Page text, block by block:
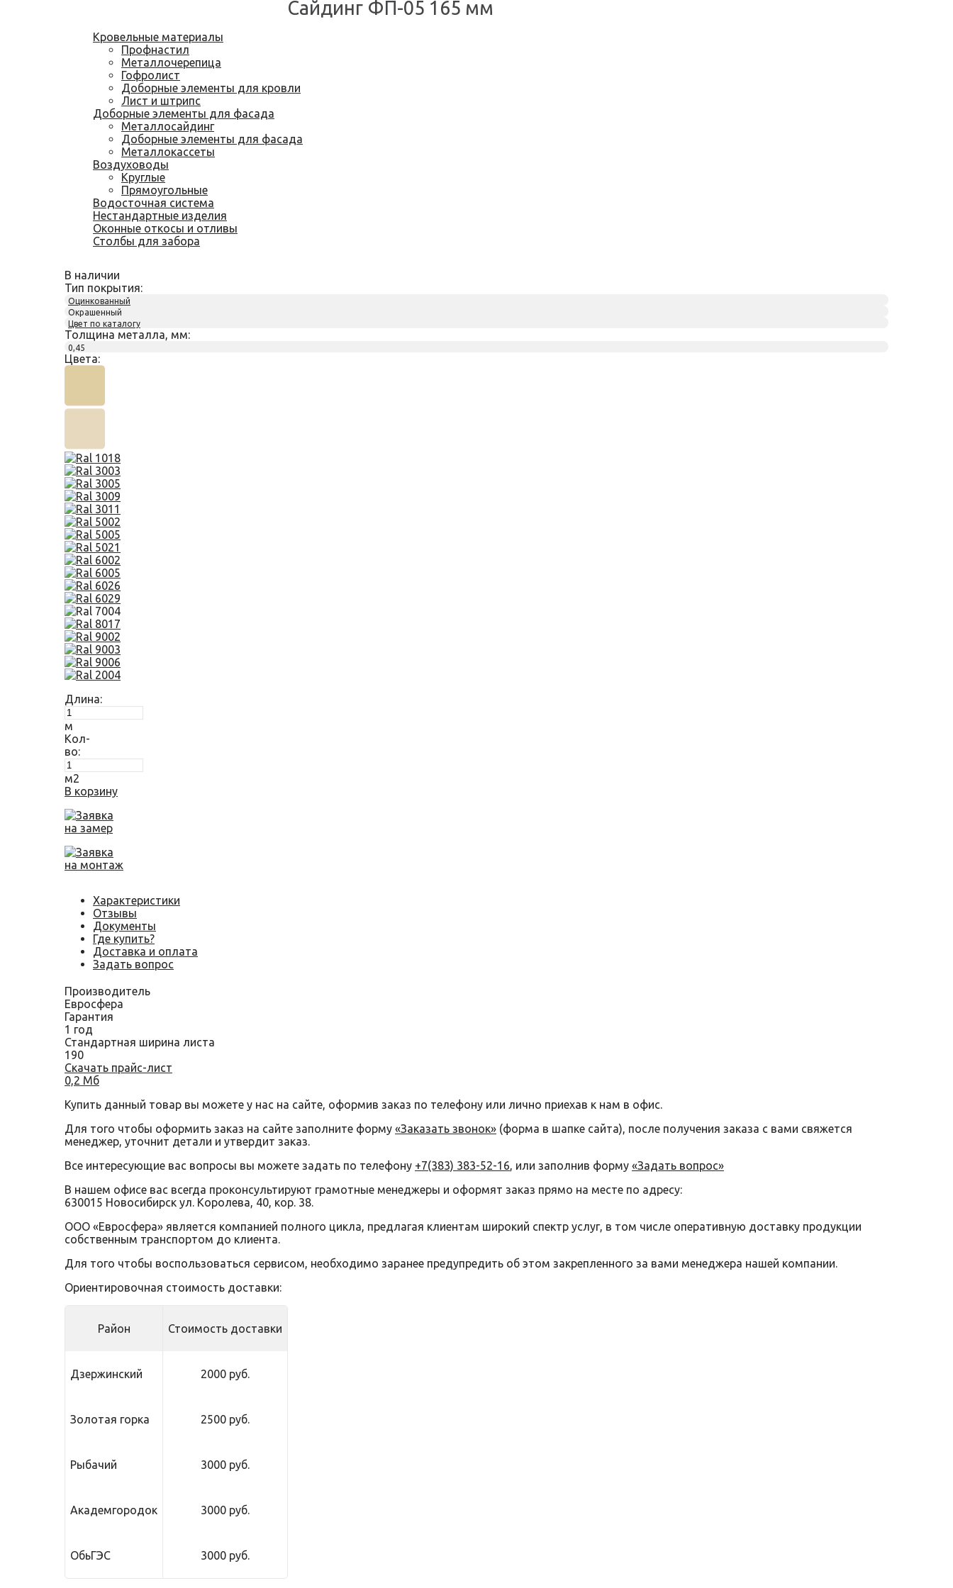
Сайдинг ФП-05 165 мм
Кровельные материалы
Профнастил
Металлочерепица
Гофролист
Доборные элементы для кровли
Лист и штрипс
Доборные элементы для фасада
Металлосайдинг
Доборные элементы для фасада
Металлокассеты
Воздуховоды
Круглые
Прямоугольные
Водосточная система
Нестандартные изделия
Оконные откосы и отливы
Столбы для забора
В наличии
Тип покрытия:
Оцинкованный
Окрашенный
Цвет по каталогу
Толщина металла, мм:
0,45
Цвета:
Длина:
м
Кол-
во:
м2
В корзину
Заявка
на замер
Заявка
на монтаж
Характеристики
Отзывы
Документы
Где купить?
Доставка и оплата
Задать вопрос
Производитель
Евросфера
Гарантия
1 год
Стандартная ширина листа
190
Скачать прайс-лист
0,2 Мб
Купить данный товар вы можете у нас на сайте, оформив заказ по телефону или лично приехав к нам в офис.
Для того чтобы оформить заказ на сайте заполните форму «Заказать звонок» (форма в шапке сайта), после получения заказа с вами свяжется
менеджер, уточнит детали и утвердит заказ.
Все интересующие вас вопросы вы можете задать по телефону +7(383) 383-52-16, или заполнив форму «Задать вопрос»
В нашем офисе вас всегда проконсультируют грамотные менеджеры и оформят заказ прямо на месте по адресу:
630015 Новосибирск ул. Королева, 40, кор. 38.
ООО «Евросфера» является компанией полного цикла, предлагая клиентам широкий спектр услуг, в том числе оперативную доставку продукции
собственным транспортом до клиента.
Для того чтобы воспользоваться сервисом, необходимо заранее предупредить об этом закрепленного за вами менеджера нашей компании.
Ориентировочная стоимость доставки:
Район Стоимость доставки
Дзержинский 2000 руб.
Золотая горка 2500 руб.
Рыбачий 3000 руб.
Академгородок 3000 руб.
ОбьГЭС 3000 руб.